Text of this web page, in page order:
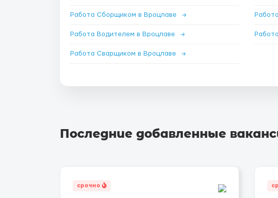
Работа Сборщиком в Вроцлаве →
Работа Водителем в Вроцлаве →
Работа Сварщиком в Вроцлаве →
Последние добавленные
срочно